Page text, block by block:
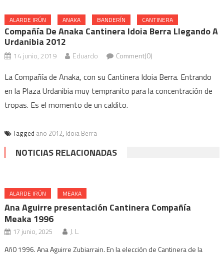
ALARDE IRÚN ANAKA BANDERÍN CANTINERA
Compañía De Anaka Cantinera Idoia Berra Llegando A
Urdanibia 2012
14 junio, 2019 Eduardo Comment(0)
La Compañía de Anaka, con su Cantinera Idoia Berra. Entrando
en la Plaza Urdanibia muy tempranito para la concentración de
tropas. Es el momento de un caldito.
Tagged año 2012, Idoia Berra
NOTICIAS RELACIONADAS
ALARDE IRÚN MEAKA
Ana Aguirre presentación Cantinera Compañía
Meaka 1996
17 junio, 2025 J. L.
Añ0 1996. Ana Aguirre Zubiarrain. En la elección de Cantinera de la